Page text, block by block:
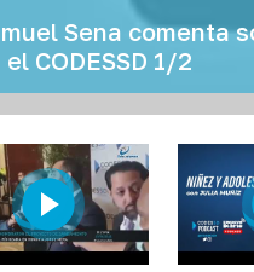
Sena comenta
el CODESSD 1/2